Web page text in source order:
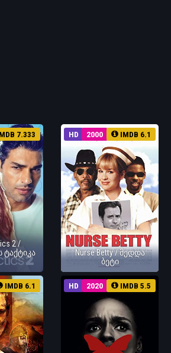
7.333
2 /
ტაქტიკა
HD 2000 IMDB 6.1
Nurse Betty / მედდა
ბეტი
IMDB 6.1 HD 2020 IMDB 5.5